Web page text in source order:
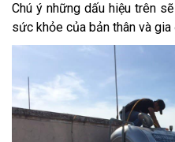
Chú ý những dấu hiệu trên
sức khỏe của bản thân và gia